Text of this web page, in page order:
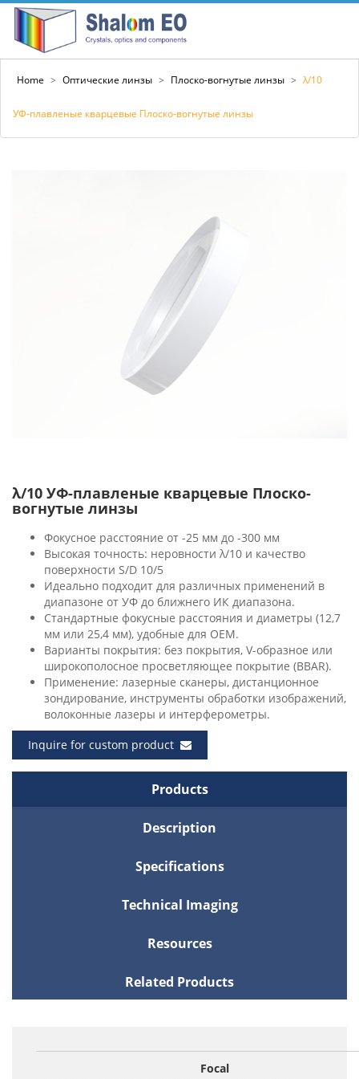
Home > Оптические линзы > Плоско-вогнутые линзы > λ/10
УФ-плавленые кварцевые Плоско-вогнутые линзы
λ/10 УФ-плавленые кварцевые Плоско-
вогнутые линзы
Фокусное расстояние от -25 мм до -300 мм
Высокая точность: неровности λ/10 и качество
поверхности S/D 10/5
Идеально подходит для различных применений в
диапазоне от УФ до ближнего ИК диапазона.
Стандартные фокусные расстояния и диаметры (12,7
мм или 25,4 мм), удобные для OEM.
Варианты покрытия: без покрытия, V-образное или
широкополосное просветляющее покрытие (BBAR).
Применение: лазерные сканеры, дистанционное
зондирование, инструменты обработки изображений,
волоконные лазеры и интерферометры.
Inquire for custom product
Products
Description
Specifications
Technical Imaging
Resources
Related Products
Focal